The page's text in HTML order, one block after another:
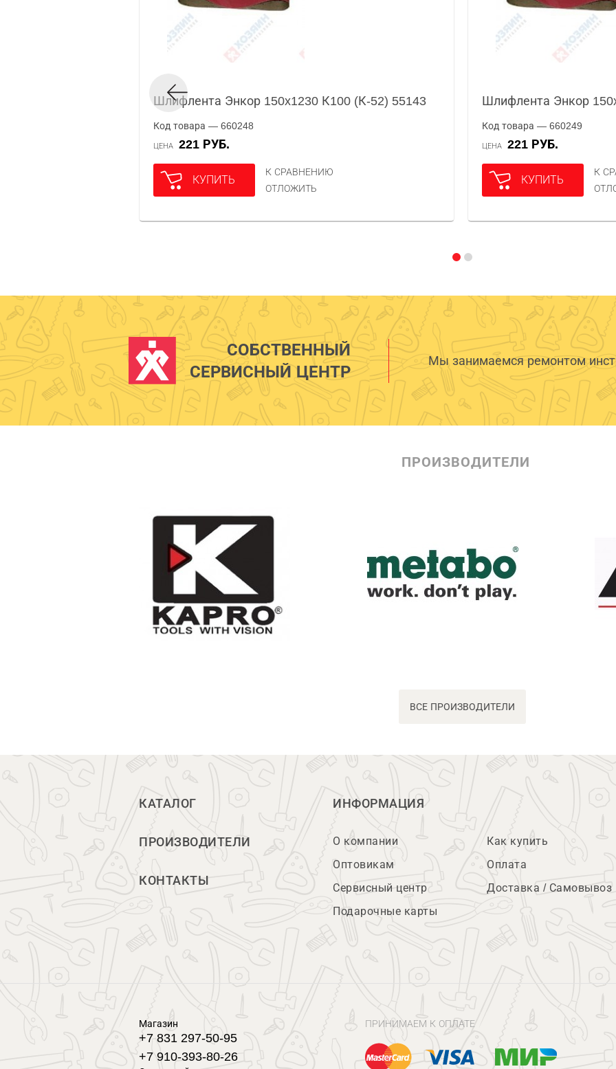
Шлифлента Энкор 150x1230 К100 (К-52) 55143
Код товара — 660248
ЦЕНА 221 РУБ.
КУПИТЬ
К СРАВНЕНИЮ
ОТЛОЖИТЬ
Шлифлента Энкор
Код товара — 660249
ЦЕНА 221 РУБ.
КУПИТЬ
К
СОБСТВЕННЫЙ
СЕРВИСНЫЙ ЦЕНТР
Мы занимаемся ремонтом
ПРОИЗВОДИТЕЛИ
ВСЕ ПРОИЗВОДИТЕЛИ
КАТАЛОГ
ПРОИЗВОДИТЕЛИ
КОНТАКТЫ
ИНФОРМАЦИЯ
О компании
Оптовикам
Сервисный центр
Подарочные карты
Как купить
Оплата
Доставка / Самовывоз
Магазин
+7 831 297-50-95
+7 910-393-80-26
ПРИНИМАЕМ К ОПЛАТЕ